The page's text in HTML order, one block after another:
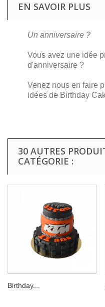
EN SAVOIR PLUS
Un anniversaire ?
Vous avez une idée
d'anniversaire ?
Venez nous en faire
idées de Birthday
30 AUTRES
CATÉGORIE :
Birthday...